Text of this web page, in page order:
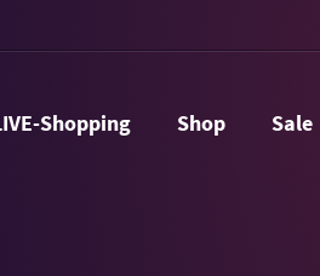
LIVE-Shopping Shop Sale